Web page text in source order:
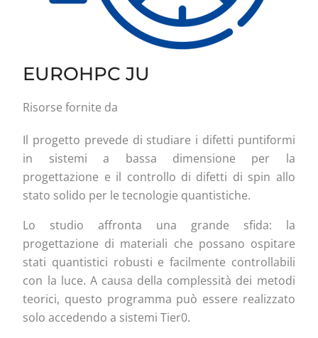
EUROHPC JU
Risorse fornite da
Il progetto prevede di studiare i difetti puntiformi
in sistemi a bassa dimensione per la
progettazione e il controllo di difetti di spin allo
stato solido per le tecnologie quantistiche.
Lo studio affronta una grande sfida: la
progettazione di materiali che possano ospitare
stati quantistici robusti e facilmente controllabili
con la luce. A causa della complessità dei metodi
teorici, questo programma può essere realizzato
solo accedendo a sistemi Tier0.